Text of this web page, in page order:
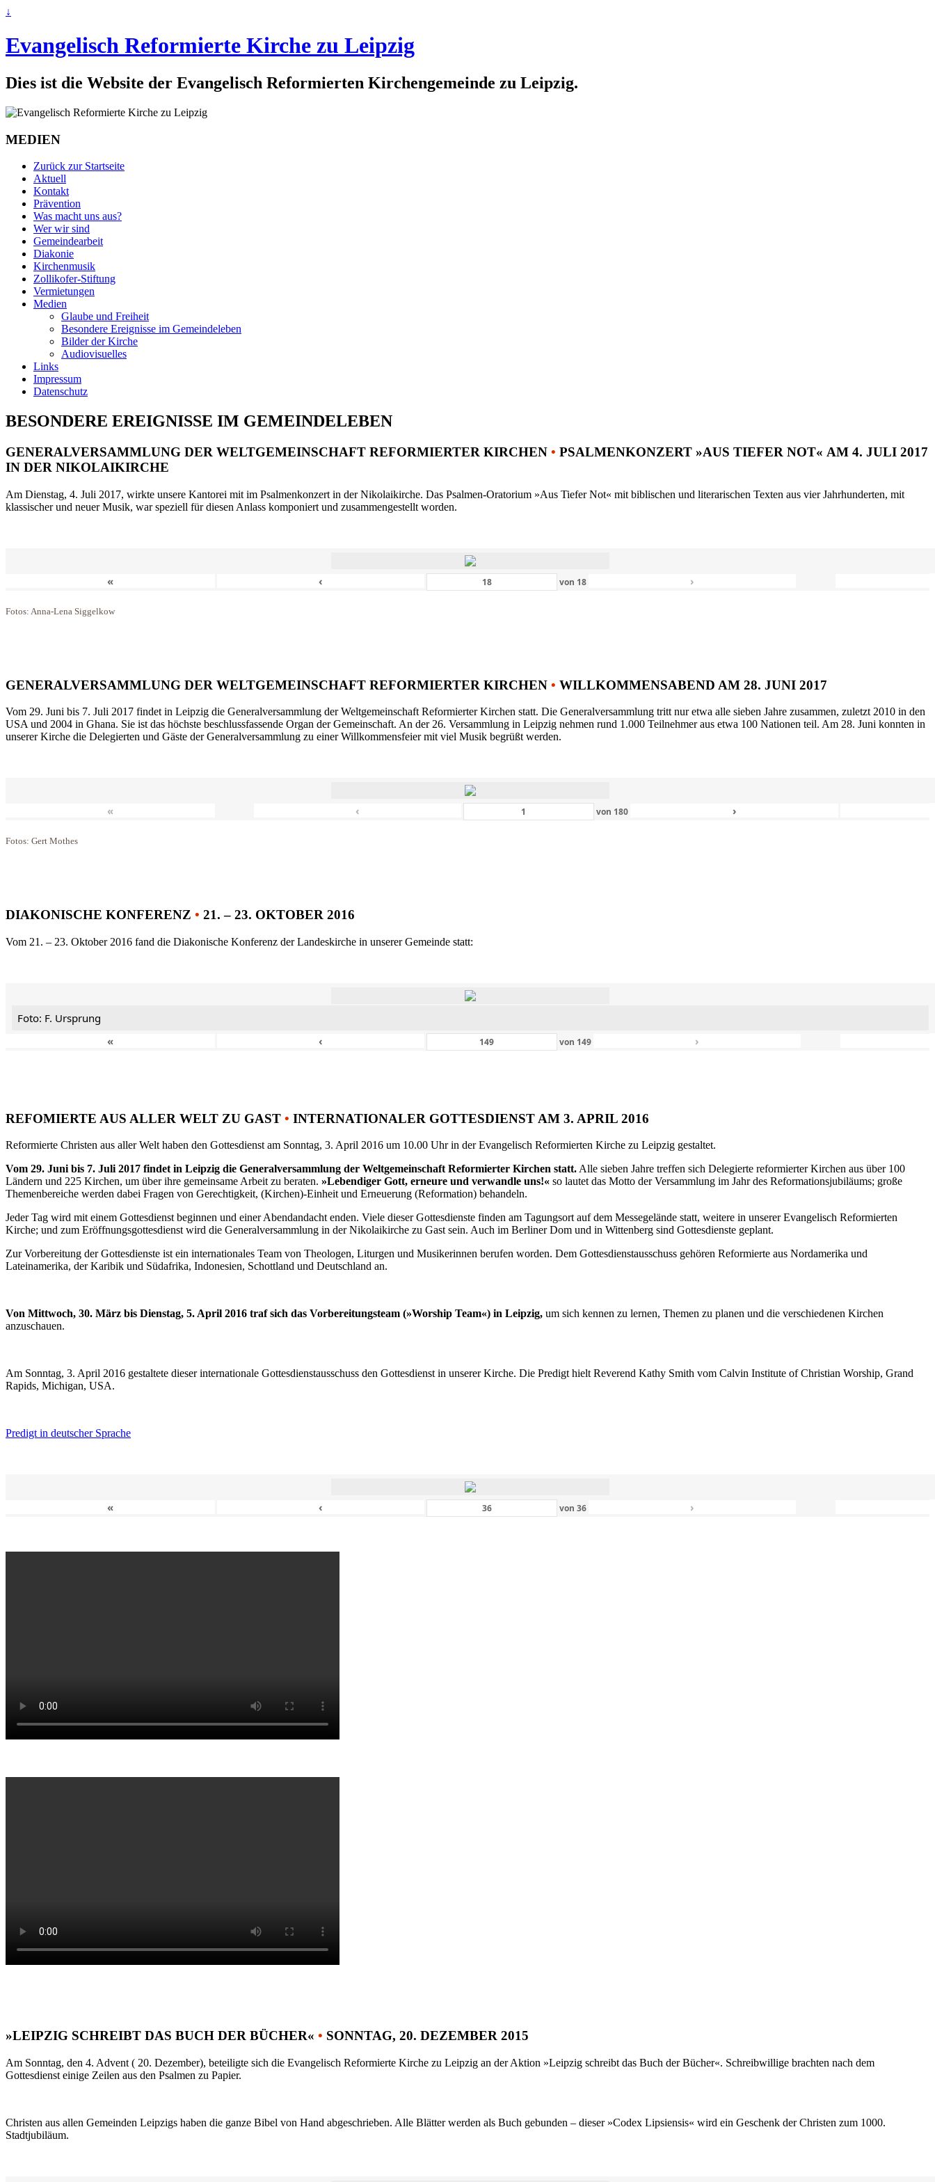
↓
Evangelisch Reformierte Kirche zu Leipzig
Dies ist die Website der Evangelisch Reformierten Kirchengemeinde zu Leipzig.
MEDIEN
Zurück zur Startseite
Aktuell
Kontakt
Prävention
Was macht uns aus?
Wer wir sind
Gemeindearbeit
Diakonie
Kirchenmusik
Zollikofer-Stiftung
Vermietungen
Medien
Glaube und Freiheit
Besondere Ereignisse im Gemeindeleben
Bilder der Kirche
Audiovisuelles
Links
Impressum
Datenschutz
BESONDERE EREIGNISSE IM GEMEINDELEBEN
GENERALVERSAMMLUNG DER WELTGEMEINSCHAFT REFORMIERTER KIRCHEN • PSALMENKONZERT »AUS TIEFER NOT« AM 4. JULI 2017
IN DER NIKOLAIKIRCHE
Am Dienstag, 4. Juli 2017, wirkte unsere Kantorei mit im Psalmenkonzert in der Nikolaikirche. Das Psalmen-Oratorium »Aus Tiefer Not« mit biblischen und literarischen Texten aus vier Jahrhunderten, mit
klassischer und neuer Musik, war speziell für diesen Anlass komponiert und zusammengestellt worden.
« ‹ von 18 ›
Fotos: Anna-Lena Siggelkow
GENERALVERSAMMLUNG DER WELTGEMEINSCHAFT REFORMIERTER KIRCHEN • WILLKOMMENSABEND AM 28. JUNI 2017
Vom 29. Juni bis 7. Juli 2017 findet in Leipzig die Generalversammlung der Weltgemeinschaft Reformierter Kirchen statt. Die Generalversammlung tritt nur etwa alle sieben Jahre zusammen, zuletzt 2010 in den
USA und 2004 in Ghana. Sie ist das höchste beschlussfassende Organ der Gemeinschaft. An der 26. Versammlung in Leipzig nehmen rund 1.000 Teilnehmer aus etwa 100 Nationen teil. Am 28. Juni konnten in
unserer Kirche die Delegierten und Gäste der Generalversammlung zu einer Willkommensfeier mit viel Musik begrüßt werden.
« ‹ von 180 ›
Fotos: Gert Mothes
DIAKONISCHE KONFERENZ • 21. – 23. OKTOBER 2016
Vom 21. – 23. Oktober 2016 fand die Diakonische Konferenz der Landeskirche in unserer Gemeinde statt:
Foto: F. Ursprung
«
‹ von 149 ›
REFOMIERTE AUS ALLER WELT ZU GAST • INTERNATIONALER GOTTESDIENST AM 3. APRIL 2016
Reformierte Christen aus aller Welt haben den Gottesdienst am Sonntag, 3. April 2016 um 10.00 Uhr in der Evangelisch Reformierten Kirche zu Leipzig gestaltet.
Vom 29. Juni bis 7. Juli 2017 findet in Leipzig die Generalversammlung der Weltgemeinschaft Reformierter Kirchen statt.Alle sieben Jahre treffen sich Delegierte reformierter Kirchen aus über 100
Ländern und 225 Kirchen, um über ihre gemeinsame Arbeit zu beraten. »Lebendiger Gott, erneure und verwandle uns!« so lautet das Motto der Versammlung im Jahr des Reformationsjubiläums; große
Themenbereiche werden dabei Fragen von Gerechtigkeit, (Kirchen)-Einheit und Erneuerung (Reformation) behandeln.
Jeder Tag wird mit einem Gottesdienst beginnen und einer Abendandacht enden. Viele dieser Gottesdienste finden am Tagungsort auf dem Messegelände statt, weitere in unserer Evangelisch Reformierten
Kirche; und zum Eröffnungsgottesdienst wird die Generalversammlung in der Nikolaikirche zu Gast sein. Auch im Berliner Dom und in Wittenberg sind Gottesdienste geplant.
Zur Vorbereitung der Gottesdienste ist ein internationales Team von Theologen, Liturgen und Musikerinnen berufen worden. Dem Gottesdienstausschuss gehören Reformierte aus Nordamerika und
Lateinamerika, der Karibik und Südafrika, Indonesien, Schottland und Deutschland an.
Von Mittwoch, 30. März bis Dienstag, 5. April 2016 traf sich das Vorbereitungsteam (»Worship Team«) in Leipzig, um sich kennen zu lernen, Themen zu planen und die verschiedenen Kirchen
anzuschauen.
Am Sonntag, 3. April 2016 gestaltete dieser internationale Gottesdienstausschuss den Gottesdienst in unserer Kirche. Die Predigt hielt Reverend Kathy Smith vom Calvin Institute of Christian Worship, Grand
Rapids, Michigan, USA.
Predigt in deutscher Sprache
« ‹ von36 ›
»LEIPZIG SCHREIBT DAS BUCH DER BÜCHER« • SONNTAG, 20. DEZEMBER 2015
Am Sonntag, den 4. Advent ( 20. Dezember), beteiligte sich die Evangelisch Reformierte Kirche zu Leipzig an der Aktion »Leipzig schreibt das Buch der Bücher«. Schreibwillige brachten nach dem
Gottesdienst einige Zeilen aus den Psalmen zu Papier.
Christen aus allen Gemeinden Leipzigs haben die ganze Bibel von Hand abgeschrieben. Alle Blätter werden als Buch gebunden – dieser »Codex Lipsiensis« wird ein Geschenk der Christen zum 1000.
Stadtjubiläum.